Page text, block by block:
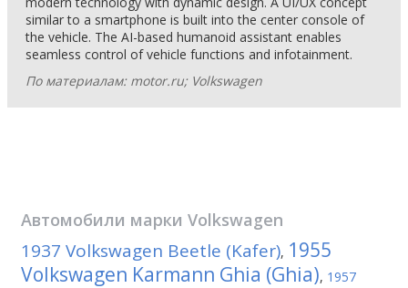
similar to a smartphone is built into the center console of
the vehicle. The AI-based humanoid assistant enables
seamless control of vehicle functions and infotainment.
По материалам: motor.ru; Volkswagen
Автомобили марки Volkswagen
1937 Volkswagen Beetle (Kafer), 1955
Volkswagen Karmann Ghia (Ghia), 1957